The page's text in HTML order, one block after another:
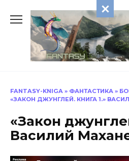
содержанию
FANTASY-KNIGA » ФАНТАСТИКА »
«ЗАКОН ДЖУНГЛЕЙ. КНИГА 1.»
«Закон
Василий